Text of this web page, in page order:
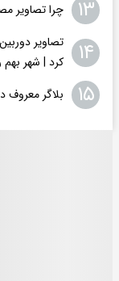
۱۳ چرا تصاویر
۱۴
تصاویر
کرد | شهر
۱۵ بلاگر